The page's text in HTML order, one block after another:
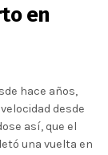
en
hace años,
desde
así, que el
una vuelta en